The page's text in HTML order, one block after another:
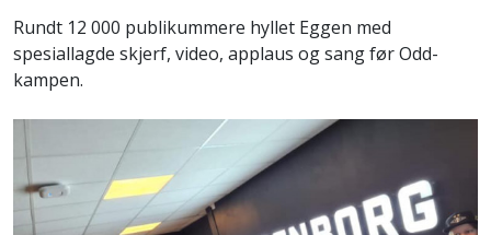
Rundt 12 000 publikummere hyllet Eggen med
spesiallagde skjerf, video, applaus og sang før Odd-
kampen.